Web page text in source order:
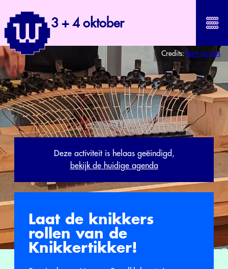
3 + 4 oktober
Credits: Bart Jacobs
Deze activiteit is helaas geëindigd,
bekijk de huidige agenda
Laat de knikkers
rollen van de
Knikkertikker!